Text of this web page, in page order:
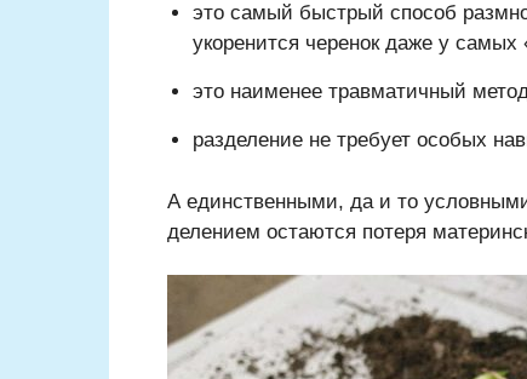
это самый быстрый способ
укоренится черенок даже у самых
это наименее травматичный
разделение не требует особых
А единственными, да и то
делением остаются потеря